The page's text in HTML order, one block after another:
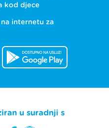
kod djece
internetu za
u suradnji s